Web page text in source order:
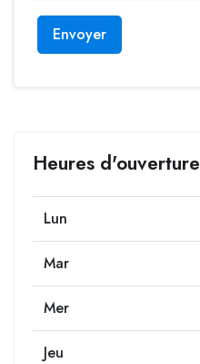
Envoyer
Heures d'ouverture
Lun
Mar
Mer
Jeu